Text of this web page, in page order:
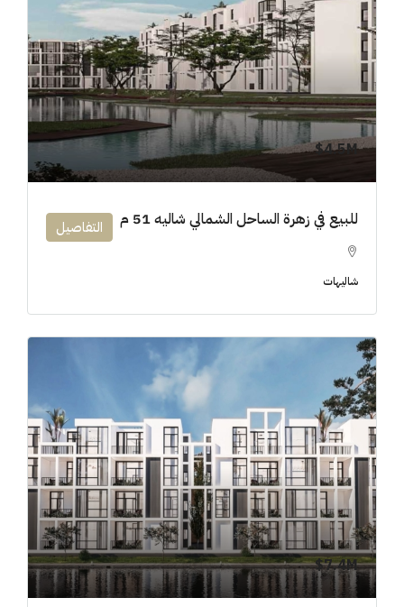
4.5M$
للبيع في زهرة الساحل الشمالي شاليه 51 م
شاليهات
التفاصيل
7.4M$